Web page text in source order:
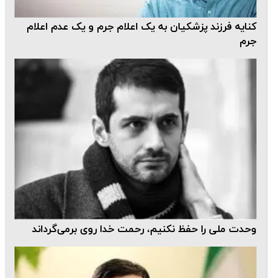
کنایه فرزند پزشکیان به یک اعلام جرم و یک عدم اعلام
جرم
وحدت ملی را حفظ نکنیم، رحمت خدا روی برمی‌گرداند